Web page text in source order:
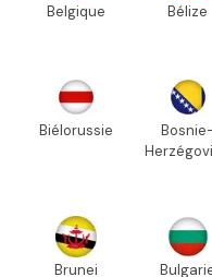
Belgique Bélize
Biélorussie
Bosnie-
Brunei